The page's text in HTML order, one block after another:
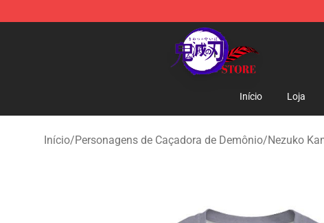
Kimetsu no Yaiba Store - Official Kimetsu no Yaiba
Início Loja
Início/Personagens de Caçadora de Demônio/Nezuko